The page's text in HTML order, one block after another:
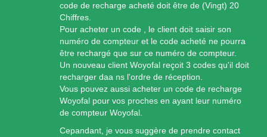
code de recharge acheté doit être de (Vingt) 20
Chiffres.
Pour acheter un code , le client doit saisir son
numéro de compteur et le code acheté ne pourra
être rechargé que sur ce numéro de compteur.
Un nouveau client Woyofal reçoit 3 codes qu'il doit
recharger daa ns l'ordre de réception.
Vous pouvez aussi acheter un code de recharge
Woyofal pour vos proches en ayant leur numéro
de compteur Woyofal.
Cepandant, je vous suggère de prendre contact